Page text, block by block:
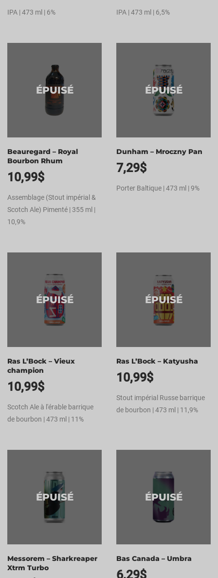
IPA | 473 ml | 6% IPA | 473 ml | 6,5%
ÉPUISÉ
Beauregard – Royal
Bourbon Rhum
10,99$
Assemblage (Stout impérial &
Scotch Ale) Pimenté | 355 ml |
10,9%
ÉPUISÉ
Dunham – Mroczny Pan
7,29$
Porter Baltique | 473 ml | 9%
ÉPUISÉ
Ras L’Bock – Vieux
champion
10,99$
Scotch Ale à l'érable barrique
de bourbon | 473 ml | 11%
ÉPUISÉ
Ras L’Bock – Katyusha
10,99$
Stout impérial Russe barrique
de bourbon | 473 ml | 11,9%
ÉPUISÉ
Messorem – Sharkreaper
Xtrm Turbo
ÉPUISÉ
Bas Canada – Umbra
6,29$